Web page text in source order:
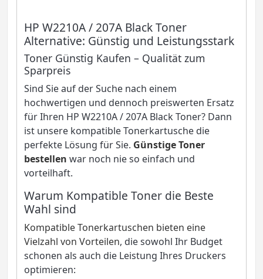
HP W2210A / 207A Black Toner
Alternative: Günstig und Leistungsstark
Toner Günstig Kaufen – Qualität zum
Sparpreis
Sind Sie auf der Suche nach einem
hochwertigen und dennoch preiswerten Ersatz
für Ihren HP W2210A / 207A Black Toner? Dann
ist unsere kompatible Tonerkartusche die
perfekte Lösung für Sie. Günstige Toner
bestellen war noch nie so einfach und
vorteilhaft.
Warum Kompatible Toner die Beste
Wahl sind
Kompatible Tonerkartuschen bieten eine
Vielzahl von Vorteilen, die sowohl Ihr Budget
schonen als auch die Leistung Ihres Druckers
optimieren: